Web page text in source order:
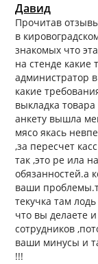
Давид
Прочитав
в
знакомых что
на стенде какие
администратор
какие
выкладка
анкету вышла
мясо якась
,за пересчет
так ,это ре ила
обязанностей.а
ваши
текучка там
что вы делаете
сотрудников
ваши минусы и
!!!